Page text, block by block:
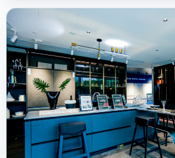
家居资讯
家居风水 家居欣赏
时尚饰家 装修设计
家具知识 家居文化
家装攻略 创意家居